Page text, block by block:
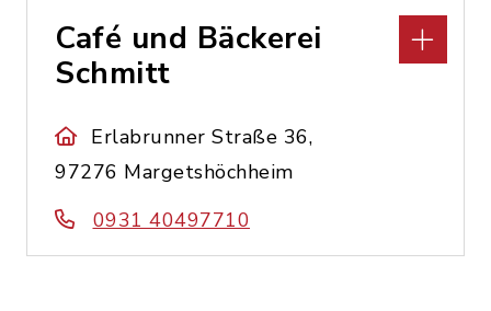
Café und Bäckerei
Schmitt
Erlabrunner Straße 36,
97276 Margetshöchheim
0931 40497710